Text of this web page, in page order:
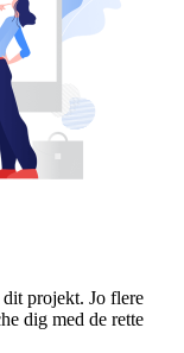
projekt. Jo flere
dig med de rette